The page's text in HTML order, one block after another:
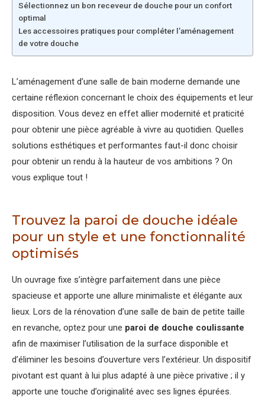
Sélectionnez un bon receveur de douche pour un confort
optimal
Les accessoires pratiques pour compléter l’aménagement
de votre douche
L’aménagement d’une salle de bain moderne demande une
certaine réflexion concernant le choix des équipements et leur
disposition. Vous devez en effet allier modernité et praticité
pour obtenir une pièce agréable à vivre au quotidien. Quelles
solutions esthétiques et performantes faut-il donc choisir
pour obtenir un rendu à la hauteur de vos ambitions ? On
vous explique tout !
Trouvez la paroi de douche idéale
pour un style et une fonctionnalité
optimisés
Un ouvrage fixe s’intègre parfaitement dans une pièce
spacieuse et apporte une allure minimaliste et élégante aux
lieux. Lors de la rénovation d’une salle de bain de petite taille
en revanche, optez pour une paroi de douche coulissante
afin de maximiser l’utilisation de la surface disponible et
d’éliminer les besoins d’ouverture vers l’extérieur. Un dispositif
pivotant est quant à lui plus adapté à une pièce privative ; il y
apporte une touche d’originalité avec ses lignes épurées.